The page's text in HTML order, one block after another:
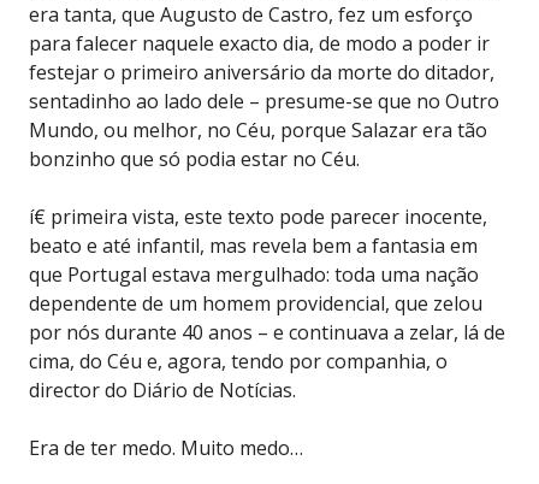
era tanta, que Augusto de Castro, fez um esforço
para falecer naquele exacto dia, de modo a poder ir
festejar o primeiro aniversário da morte do ditador,
sentadinho ao lado dele – presume-se que no Outro
Mundo, ou melhor, no Céu, porque Salazar era tão
bonzinho que só podia estar no Céu.
í€ primeira vista, este texto pode parecer inocente,
beato e até infantil, mas revela bem a fantasia em
que Portugal estava mergulhado: toda uma nação
dependente de um homem providencial, que zelou
por nós durante 40 anos – e continuava a zelar, lá de
cima, do Céu e, agora, tendo por companhia, o
director do Diário de Notícias.
Era de ter medo. Muito medo…